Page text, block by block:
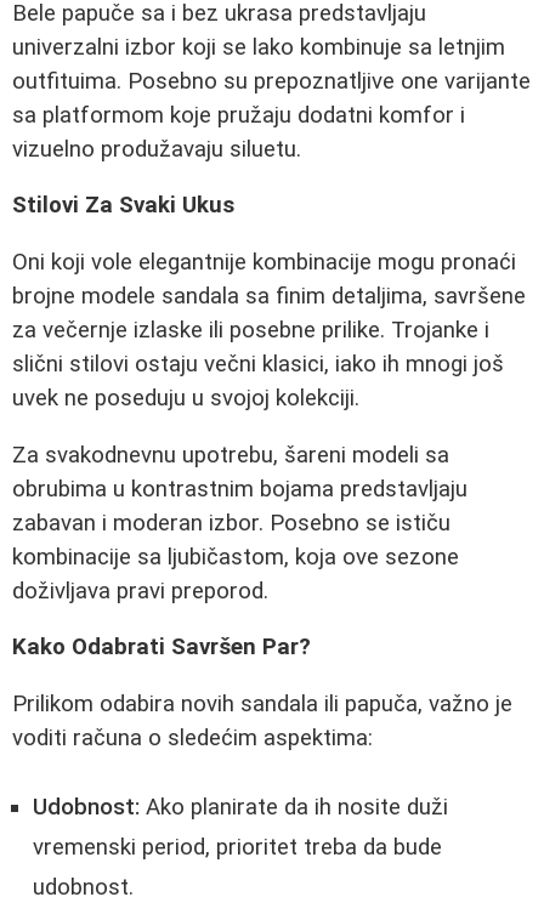
Bele papuče sa i bez ukrasa predstavljaju
univerzalni izbor koji se lako kombinuje sa letnjim
outfituima. Posebno su prepoznatljive one varijante
sa platformom koje pružaju dodatni komfor i
vizuelno produžavaju siluetu.
Stilovi Za Svaki Ukus
Oni koji vole elegantnije kombinacije mogu pronaći
brojne modele sandala sa finim detaljima, savršene
za večernje izlaske ili posebne prilike. Trojanke i
slični stilovi ostaju večni klasici, iako ih mnogi još
uvek ne poseduju u svojoj kolekciji.
Za svakodnevnu upotrebu, šareni modeli sa
obrubima u kontrastnim bojama predstavljaju
zabavan i moderan izbor. Posebno se ističu
kombinacije sa ljubičastom, koja ove sezone
doživljava pravi preporod.
Kako Odabrati Savršen Par?
Prilikom odabira novih sandala ili papuča, važno je
voditi računa o sledećim aspektima:
Udobnost: Ako planirate da ih nosite duži
vremenski period, prioritet treba da bude
udobnost.